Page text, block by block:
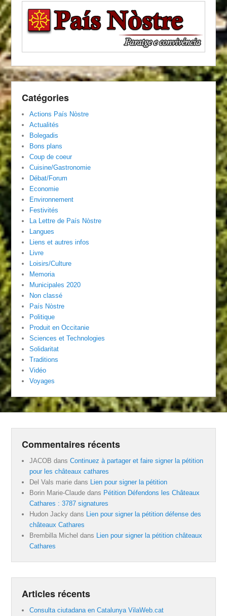
Catégories
Actions País Nòstre
Actualités
Bolegadis
Bons plans
Coup de coeur
Cuisine/Gastronomie
Débat/Forum
Economie
Environnement
Festivités
La Lettre de País Nòstre
Langues
Liens et autres infos
Livre
Loisirs/Culture
Memoria
Municipales 2020
Non classé
País Nòstre
Politique
Produit en Occitanie
Sciences et Technologies
Solidaritat
Traditions
Vidéo
Voyages
Commentaires récents
JACOB dansContinuez à partager et faire signer la pétition
pour les châteaux cathares
Del Vals marie dans
Lien pour signer la pétition
Borin Marie-Claude dans Pétition Défendons les Châteaux
Cathares : 3787 signatures
Hudon Jacky dans
Lien pour signer la pétition défense des
châteaux Cathares
Brembilla Michel dans
Lien pour signer la pétition châteaux
Cathares
Articles récents
Consulta ciutadana en Catalunya VilaWeb.cat